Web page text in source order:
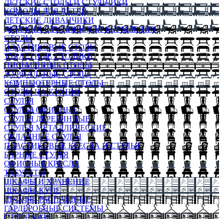
ДЕТСКИЕ СТОЛЫ И СТУЛЬЧИКИ
КОМОДЫ ДЛЯ ДЕТЕЙ
ДЕТСКИЕ ДИВАНЧИКИ
ДЕТСКИЙ СТУЛЬЧИК ДЛЯ КОРМЛЕНИЯ
СТОЛЫ
ПЛАСТИКОВЫЕ СТОЛЫ
ТУАЛЕТНЫЕ СТОЛИКИ
ПИСЬМЕННЫЕ СТОЛЫ
ЖУРНАЛЬНЫЕ СТОЛЫ
КОМПЬЮТЕРНЫЕ СТОЛЫ
СТОЛЫ НА КУХНЮ
СТУЛЬЯ
СТУЛЬЯ ОФИСНЫЕ
СТУЛЬЯ ДЕРЕВЯННЫЕ
СТУЛЬЯ МЕТАЛЛИЧЕСКИЕ
СКЛАДНЫЕ СТУЛЬЯ
ПЛАСТИКОВЫЕ КРЕСЛА И СТУЛЬЯ
БАРНЫЕ СТУЛЬЯ
ОФИСНЫЕ КРЕСЛА
ТАБУРЕТЫ
ШКАФЫ И ХРАНЕНИЕ
ШКАФЫ-КУПЕ
ШКАФЫ-РАСПАШНЫЕ
ГАРДЕРОБНЫЕ СИСТЕМЫ